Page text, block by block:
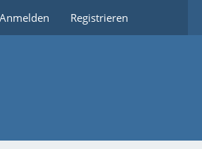
Anmelden Registrieren